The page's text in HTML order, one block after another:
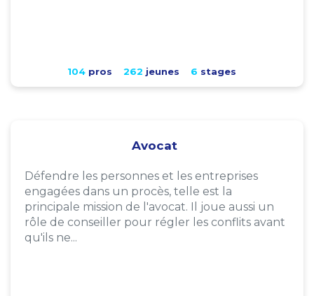
104pros 262 jeunes 6 stages
Avocat
Défendre les personnes et les entreprises
engagées dans un procès, telle est la
principale mission de l'avocat. Il joue aussi un
rôle de conseiller pour régler les conflits avant
qu'ils ne...